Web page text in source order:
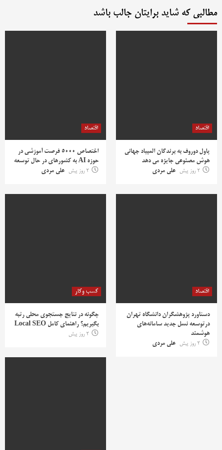
مطالبی که شاید برایتان جالب باشد
اقتصاد
پاول دوروف به برندگان المپیاد جهانی
هوش مصنوعی جایزه می دهد
2 روز پیش
علی مردی
اقتصاد
اختصاص ۵۰۰۰ فرصت آموزشی در
حوزه AI به کشورهای در حال توسعه
2 روز پیش
علی مردی
اقتصاد
دستاورد پژوهشگران دانشگاه تهران
درتوسعه نسل جدید سامانه‌های
هوشمند
2 روز پیش
علی مردی
کسب وکار
چگونه در نتایج جستجوی محلی رتبه
بگیریم؟ راهنمای کامل Local SEO
2 روز پیش